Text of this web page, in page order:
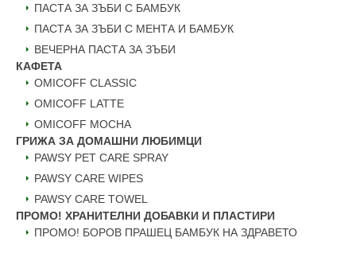
ПАСТА ЗА ЗЪБИ С БАМБУК
ПАСТА ЗА ЗЪБИ С МЕНТА И БАМБУК
ВЕЧЕРНА ПАСТА ЗА ЗЪБИ
КАФЕТА
OMICOFF CLASSIC
OMICOFF LATTE
OMICOFF MOCHA
ГРИЖА ЗА ДОМАШНИ ЛЮБИМЦИ
PAWSY PET CARE SPRAY
PAWSY CARE WIPES
PAWSY CARE TOWEL
ПРОМО! ХРАНИТЕЛНИ ДОБАВКИ И ПЛАСТИРИ
ПРОМО! БОРОВ ПРАШЕЦ БАМБУК НА ЗДРАВЕТО